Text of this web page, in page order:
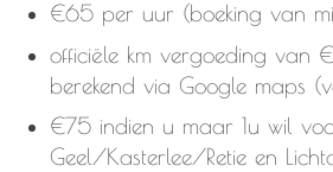
€65 per uur (boeking van
officiële km vergoeding van
berekend via Google maps
€75 indien u maar 1u wil
Geel/Kasterlee/Retie en